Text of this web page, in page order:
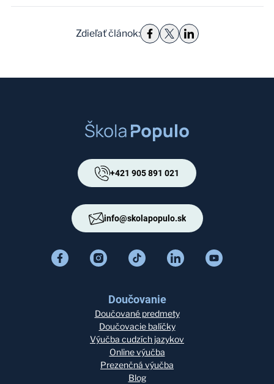
Zdieľať článok:
+421 905 891 021
info@skolapopulo.sk
Doučovanie
Doučované predmety
Doučovacie balíčky
Výučba cudzích jazykov
Online výučba
Prezenčná výučba
Blog